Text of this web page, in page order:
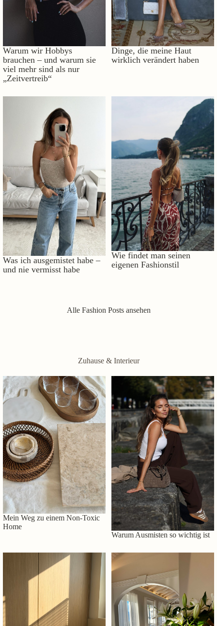
Warum wir Hobbys
brauchen – und warum sie
viel mehr sind als nur
„Zeitvertreib“
Dinge, die meine Haut
wirklich verändert haben
Was ich ausgemistet habe –
und nie vermisst habe
Wie findet man seinen
eigenen Fashionstil
Alle Fashion Posts ansehen
Zuhause & Interieur
Mein Weg zu einem Non-Toxic
Home
Warum Ausmisten so wichtig ist